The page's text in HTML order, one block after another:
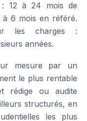
: 12 à 24 mois de
6 mois en référé.
les charges :
années.
mesure par un
le plus rentable
rédige ou audite
structurés, en
les plus